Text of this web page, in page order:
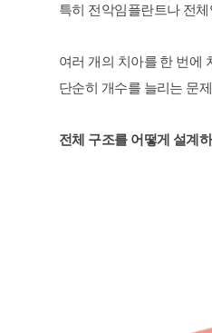
특히 전악임플란트나 전
여러 개의 치아를 한 번에
단순히 개수를 늘리는 문
전체 구조를 어떻게 설계